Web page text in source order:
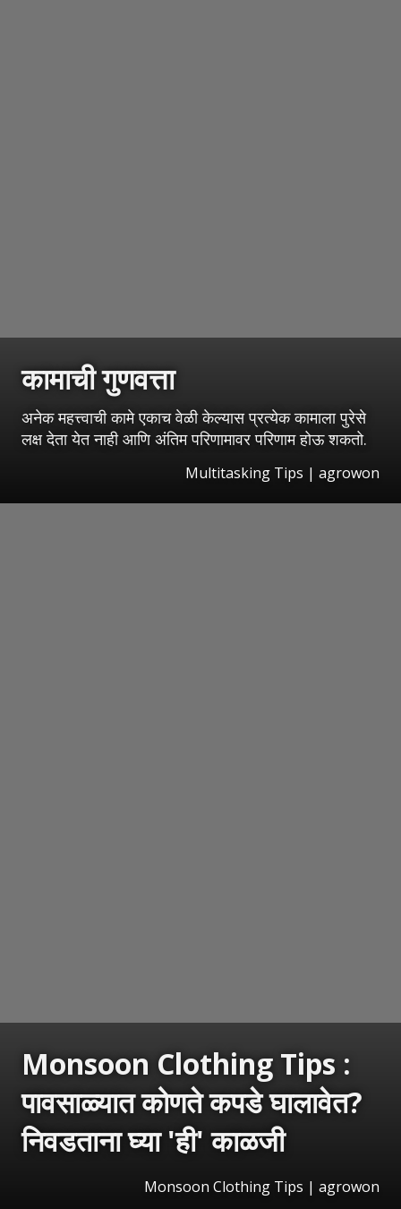
कामाची गुणवत्ता
अनेक महत्त्वाची कामे एकाच वेळी केल्यास प्रत्येक कामाला पुरेसे
लक्ष देता येत नाही आणि अंतिम परिणामावर परिणाम होऊ शकतो.
Multitasking Tips | agrowon
Monsoon Clothing Tips :
पावसाळ्यात कोणते कपडे घालावेत?
निवडताना घ्या 'ही' काळजी
Monsoon Clothing Tips | agrowon